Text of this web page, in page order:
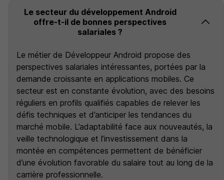
Le secteur du développement Android
offre-t-il de bonnes perspectives
salariales ?
Le métier de Développeur Android propose des
perspectives salariales intéressantes, portées par la
demande croissante en applications mobiles. Ce
secteur est en constante évolution, avec des besoins
réguliers en profils qualifiés capables de relever les
défis techniques et d’anticiper les tendances du
marché mobile. L’adaptabilité face aux nouveautés, la
veille technologique et l’investissement dans la
montée en compétences permettent de bénéficier
d’une évolution favorable du salaire tout au long de la
carrière professionnelle.